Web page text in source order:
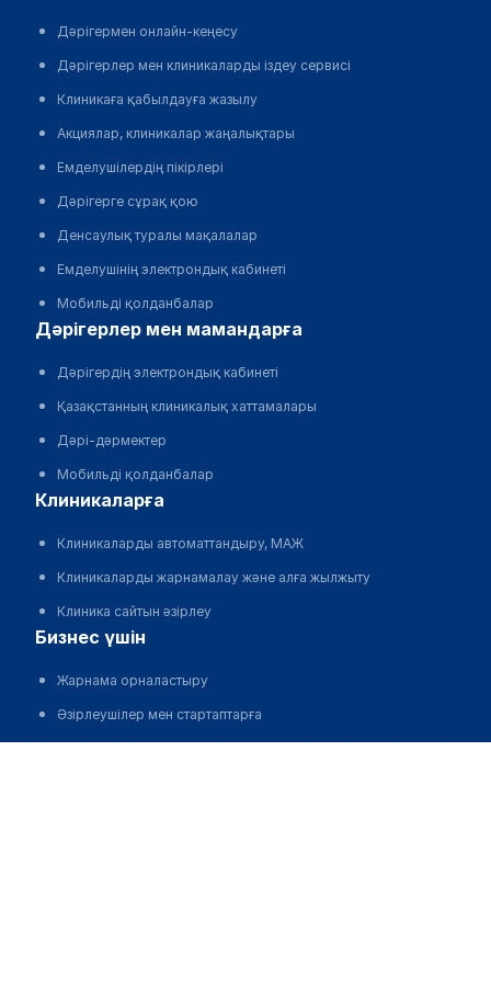
Дәрігермен онлайн-кеңесу
Дәрігерлер мен клиникаларды іздеу сервисі
Клиникаға қабылдауға жазылу
Акциялар, клиникалар жаңалықтары
Емделушілердің пікірлері
Дәрігерге сұрақ қою
Денсаулық туралы мақалалар
Емделушінің электрондық кабинеті
Мобильді қолданбалар
дәрігерлер мен мамандарға
Дәрігердің электрондық кабинеті
Қазақстанның клиникалық хаттамалары
Дәрі-дәрмектер
Мобильді қолданбалар
клиникаларға
Клиникаларды автоматтандыру, МАЖ
Клиникаларды жарнамалау және алға жылжыту
Клиника сайтын әзірлеу
бизнес үшін
Жарнама орналастыру
Әзірлеушілер мен стартаптарға